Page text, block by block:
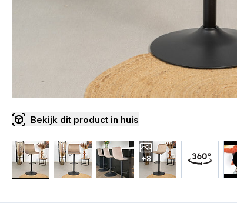
Bekijk dit product in huis
+8